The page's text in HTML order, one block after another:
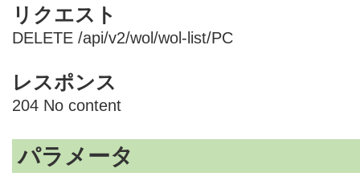
リクエスト
DELETE /api/v2/wol/wol-list/PC
レスポンス
204 No content
パラメータ